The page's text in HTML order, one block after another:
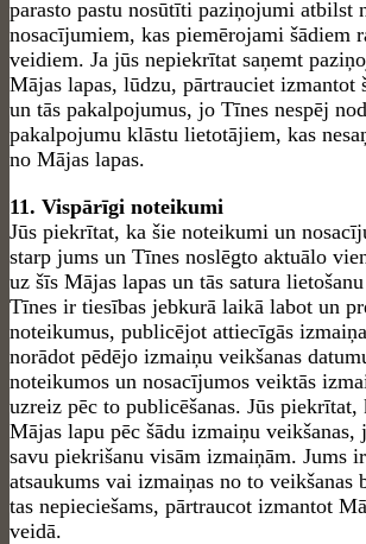
parasto pastu nosūtīti paziņojumi atbilst
nosacījumiem, kas piemērojami šādiem
veidiem. Ja jūs nepiekrītat saņemt
Mājas lapas, lūdzu, pārtrauciet izmantot
un tās pakalpojumus, jo Tīnes nespēj
pakalpojumu klāstu lietotājiem, kas
no Mājas lapas.
11. Vispārīgi noteikumi
Jūs piekrītat, ka šie noteikumi un
starp jums un Tīnes noslēgto aktuālo
uz šīs Mājas lapas un tās satura
Tīnes ir tiesības jebkurā laikā labot un
noteikumus, publicējot attiecīgās
norādot pēdējo izmaiņu veikšanas
noteikumos un nosacījumos veiktās
uzreiz pēc to publicēšanas. Jūs
Mājas lapu pēc šādu izmaiņu veikšanas,
savu piekrišanu visām izmaiņām. Jums
atsaukums vai izmaiņas no to veikšanas
tas nepieciešams, pārtraucot izmantot
veidā.